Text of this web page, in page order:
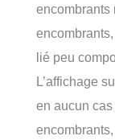
encombrants
lié peu
L’affichage
en aucun